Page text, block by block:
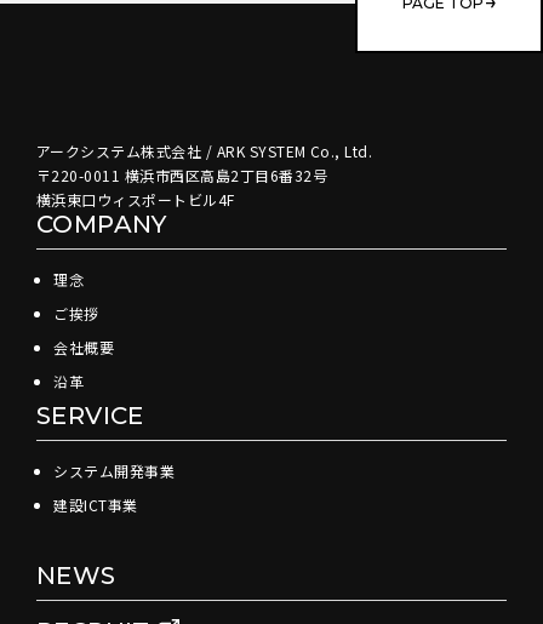
アークシステム株式会社 / ARK SYSTEM Co., Ltd.
〒220-0011 横浜市西区高島2丁目6番32号
横浜東口ウィスポートビル4F
COMPANY
理念
ご挨拶
会社概要
沿革
SERVICE
システム開発事業
建設ICT事業
NEWS